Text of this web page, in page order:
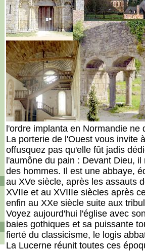
l'ordre implanta en Normandie
La porterie de l'Ouest vous invite
offusquez pas qu'elle fût jadis
l'aumône du pain : Devant Dieu,
des hommes. Il est une abbaye,
au XVe siècle, après les assauts
XVIIe et au XVIIIe siècles après
enfin au XXe siècle suite aux
Voyez aujourd'hui l'église avec
baies gothiques et sa puissante
fierté du classicisme, le logis
La Lucerne réunit toutes ces